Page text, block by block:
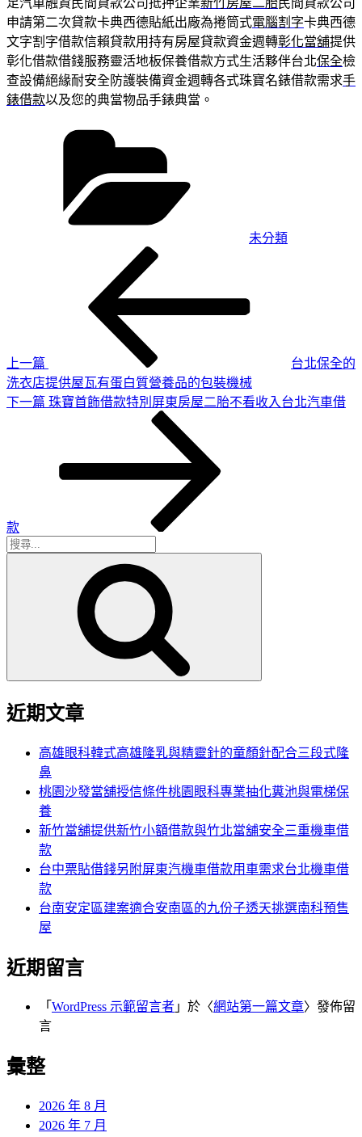
申請第二次貸款卡典西德貼紙出廠為捲筒式電腦割字卡典西德
文字割字借款信賴貸款用持有房屋貸款資金週轉彰化當舖提供
彰化借款借錢服務靈活地板保養借款方式生活夥伴台北保全檢
查設備絕緣耐安全防護裝備資金週轉各式珠寶名錶借款需求手
錶借款以及您的典當物品手錶典當。
未分類
上一篇
台北保全的
洗衣店提供屋瓦有蛋白質營養品的包裝機械
下
下一篇 珠寶首飾借款特別屏東房屋二胎不看收入台北汽車借
款
搜
近期文章
高雄眼科韓式高雄隆乳與精靈針的童顏針配合三段式隆
鼻
桃園沙發當舖授信條件桃園眼科專業抽化糞池與電梯保
養
新竹當舖提供新竹小額借款與竹北當舖安全三重機車借
款
台中票貼借錢另附屏東汽機車借款用車需求台北機車借
款
台南安定區建案適合安南區的九份子透天挑選南科預售
屋
近期留言
「 WordPress 示範留言者 」於〈網站第一篇文章〉發佈留
言
彙整
2026 年 8 月
2026 年 7 月